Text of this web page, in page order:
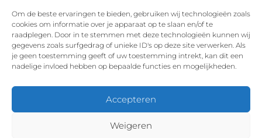
Om de beste ervaringen te bieden, gebruiken wij technologieën zoals
cookies om informatie over je apparaat op te slaan en/of te
raadplegen. Door in te stemmen met deze technologieën kunnen wij
gegevens zoals surfgedrag of unieke ID's op deze site verwerken. Als
je geen toestemming geeft of uw toestemming intrekt, kan dit een
nadelige invloed hebben op bepaalde functies en mogelijkheden.
Accepteren
Weigeren
je vanaf hier ook heel goed naar de andere
leuke dorpen aande noordkust van
Madeira.